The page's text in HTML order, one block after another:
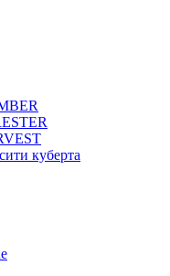
куберта